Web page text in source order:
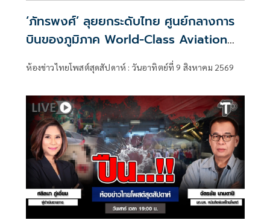
‘ภัทรพงศ์’ ลุยยกระดับไทย ศูนย์กลางการ
บินของภูมิภาค World-Class Aviation
Hub | ห้องข่าวไทยโพสต์สุดสัปดาห์
ห้องข่าวไทยโพสต์สุดสัปดาห์ : วันอาทิตย์ที่ 9 สิงหาคม 2569